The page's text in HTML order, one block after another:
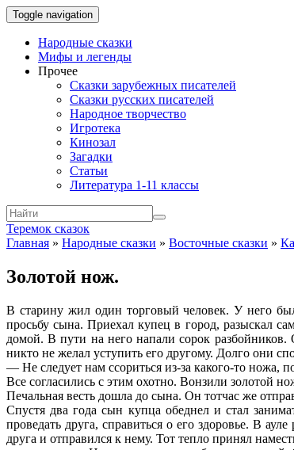
Toggle navigation
Народные сказки
Мифы и легенды
Прочее
Сказки зарубежных писателей
Сказки русских писателей
Народное творчество
Игротека
Кинозал
Загадки
Статьи
Литература 1-11 классы
Теремок сказок
Главная » Народные сказки » Восточные сказки »
Золотой нож.
В старину жил один торговый человек. У него
просьбу сына. Приехал купец в город, разыскал
домой. В пути на него напали сорок
никто не желал уступить его другому. Долго они
— Не следует нам ссориться из-за какого-то ножа,
Все согласились с этим охотно. Вонзили золотой
Печальная весть дошла до сына. Он тотчас же
Спустя два года сын купца обеднел и стал
проведать друга, справиться о его здоровье. В
друга и отправился к нему. Тот тепло принял